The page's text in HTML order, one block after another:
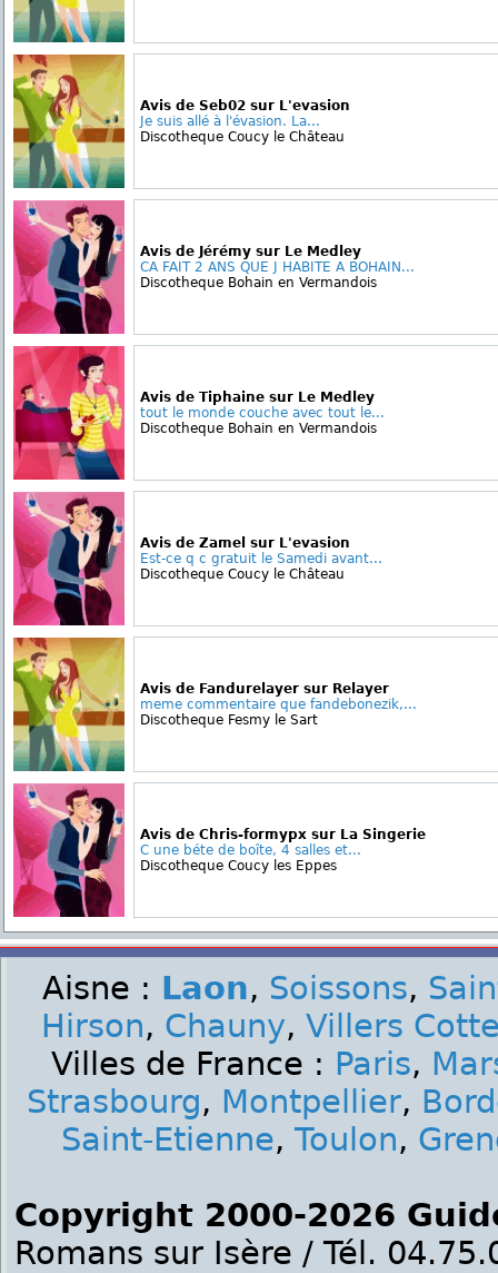
Avis de Seb02 sur L'evasion
Je suis allé à l'évasion. La...
Discotheque Coucy le Château
Avis de Jérémy sur Le Medley
CA FAIT 2 ANS QUE J HABITE A BOHAIN...
Discotheque Bohain en Vermandois
Avis de Tiphaine sur Le Medley
tout le monde couche avec tout le...
Discotheque Bohain en Vermandois
Avis de Zamel sur L'evasion
Est-ce q c gratuit le Samedi avant...
Discotheque Coucy le Château
Avis de Fandurelayer sur Relayer
meme commentaire que fandebonezik,...
Discotheque Fesmy le Sart
Avis de Chris-formypx sur La Singerie
C une béte de boîte, 4 salles et...
Discotheque Coucy les Eppes
Aisne : Laon, Soissons,
Hirson, Chauny, Villers
Villes de France : Paris,
Strasbourg, Montpellier,
Saint-Etienne, Toulon,
Copyright 2000-2026
Romans sur Isère / Tél.